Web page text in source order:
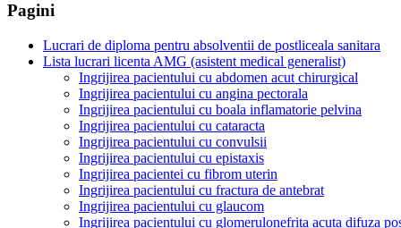
Pagini
Lucrari de diploma pentru absolventii de postliceala sanitara
Lista lucrari licenta AMG (asistent medical generalist)
Ingrijirea pacientului cu abdomen acut chirurgical
Ingrijirea pacientului cu angina pectorala
Ingrijirea pacientului cu boala inflamatorie pelvina
Ingrijirea pacientului cu cataracta
Ingrijirea pacientului cu convulsii
Ingrijirea pacientului cu epistaxis
Ingrijirea pacientei cu fibrom uterin
Ingrijirea pacientului cu fractura de antebrat
Ingrijirea pacientului cu glaucom
Ingrijirea pacientului cu glomerulonefrita acuta difuza